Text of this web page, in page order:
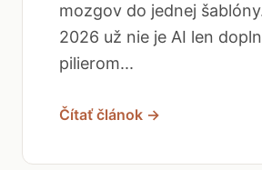
mozgov do jednej
2026 už nie je AI len
pilierom...
Čítať článok →